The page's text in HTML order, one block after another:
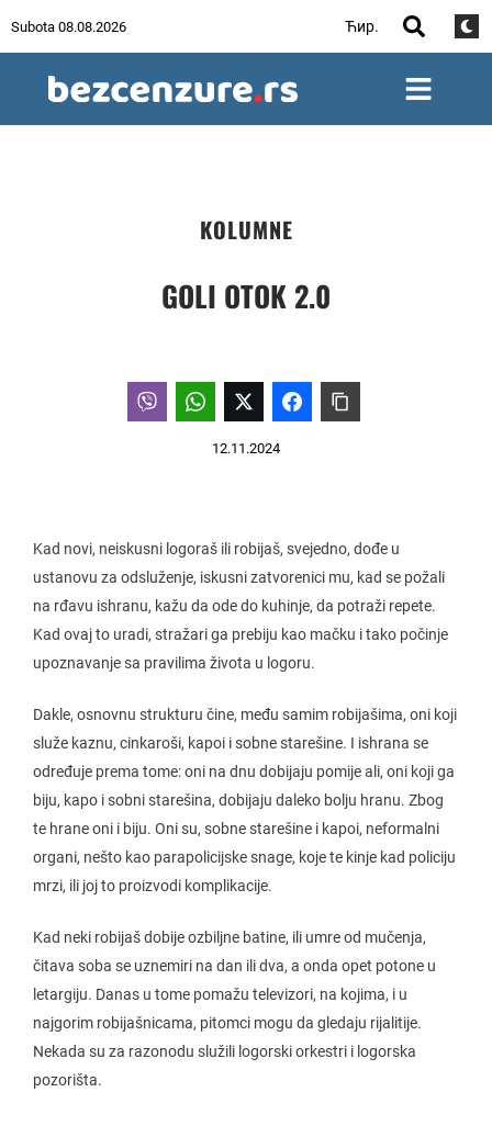
Subota 08.08.2026 Ћир.
KOLUMNE
GOLI OTOK 2.0
12.11.2024
Kad novi, neiskusni logoraš ili robijaš, svejedno, dođe u
ustanovu za odsluženje, iskusni zatvorenici mu, kad se požali
na rđavu ishranu, kažu da ode do kuhinje, da potraži repete.
Kad ovaj to uradi, stražari ga prebiju kao mačku i tako počinje
upoznavanje sa pravilima života u logoru.
Dakle, osnovnu strukturu čine, među samim robijašima, oni koji
služe kaznu, cinkaroši, kapoi i sobne starešine. I ishrana se
određuje prema tome: oni na dnu dobijaju pomije ali, oni koji ga
biju, kapo i sobni starešina, dobijaju daleko bolju hranu. Zbog
te hrane oni i biju. Oni su, sobne starešine i kapoi, neformalni
organi, nešto kao parapolicijske snage, koje te kinje kad policiju
mrzi, ili joj to proizvodi komplikacije.
Kad neki robijaš dobije ozbiljne batine, ili umre od mučenja,
čitava soba se uznemiri na dan ili dva, a onda opet potone u
letargiju. Danas u tome pomažu televizori, na kojima, i u
najgorim robijašnicama, pitomci mogu da gledaju rijalitije.
Nekada su za razonodu služili logorski orkestri i logorska
pozorišta.